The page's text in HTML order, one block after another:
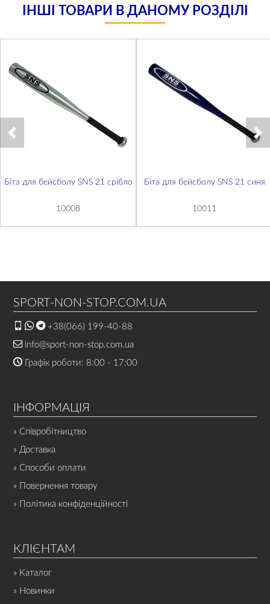
ІНШІ ТОВАРИ В ДАНОМУ РОЗДІЛІ
Біта для бейсболу SNS 21 срібло
10008
Біта для бейсболу SNS 21 синя
10011
SPORT-NON-STOP.COM.UA
+38(066) 199-40-88
info@sport-non-stop.com.ua
Графік роботи: 8:00 - 17:00
ІНФОРМАЦІЯ
» Співробітництво
» Доставка
» Способи оплати
» Повернення товару
» Політика конфіденційності
КЛІЄНТАМ
» Каталог
» Новинки